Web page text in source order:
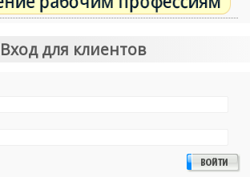
Вход для клиентов